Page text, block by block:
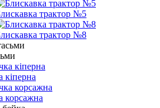
трактор №5
трактор №8
кіперна
корсажна